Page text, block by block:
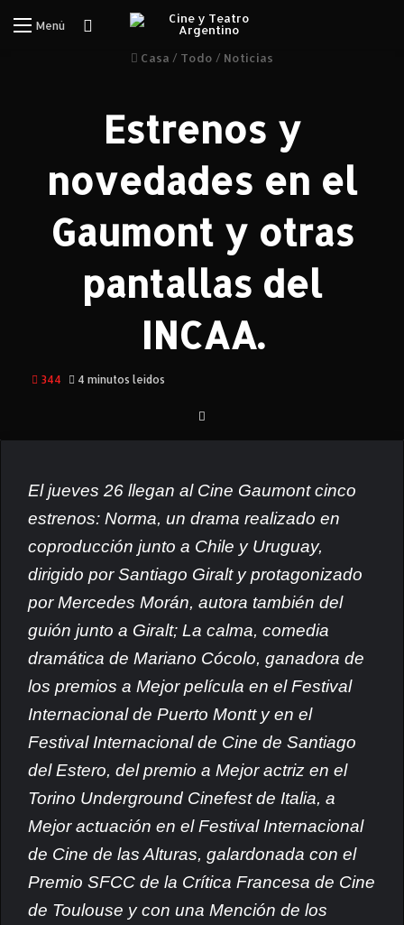
Menú Iniciar Sesión
Casa / Todo / Noticias
Estrenos y
novedades en el
Gaumont y otras
pantallas del
INCAA.
344 4 minutos leídos
El jueves 26 llegan al Cine Gaumont cinco
estrenos: Norma, un drama realizado en
coproducción junto a Chile y Uruguay,
dirigido por Santiago Giralt y protagonizado
por Mercedes Morán, autora también del
guión junto a Giralt; La calma, comedia
dramática de Mariano Cócolo, ganadora de
los premios a Mejor película en el Festival
Internacional de Puerto Montt y en el
Festival Internacional de Cine de Santiago
del Estero, del premio a Mejor actriz en el
Torino Underground Cinefest de Italia, a
Mejor actuación en el Festival Internacional
de Cine de las Alturas, galardonada con el
Premio SFCC de la Crítica Francesa de Cine
de Toulouse y con una Mención de los